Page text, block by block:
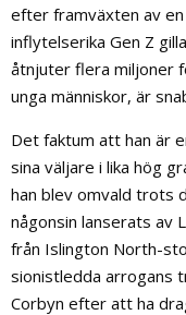
efter framväxten av
inflytelserika Gen Z
åtnjuter flera miljoner
unga människor, är
Det faktum att han är
sina väljare i lika hög
han blev omvald trots
någonsin lanserats av
från Islington North-
sionistledda arrogans
Corbyn efter att ha